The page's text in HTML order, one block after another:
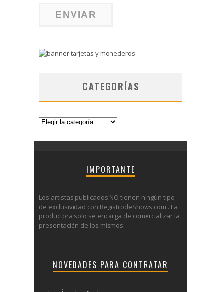
CATEGORÍAS
Categorías
IMPORTANTE
Los artistas publicados NO tienen ningún tipo
de exclusividad con RegistrodeShows.com . La
productora solo se encarga de comercializar la
presentación de los mismos.
NOVEDADES PARA CONTRATAR